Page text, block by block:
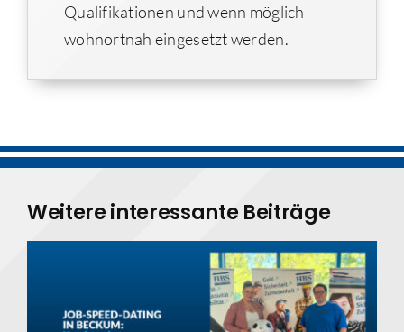
Qualifikationen und wenn möglich
wohnortnah eingesetzt werden.
Weitere interessante Beiträge